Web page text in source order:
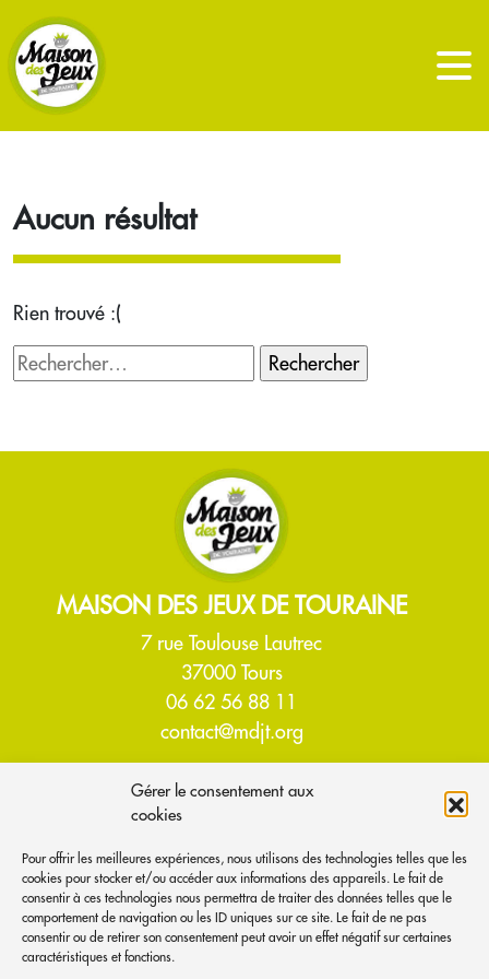
Gérer le consentement aux
cookies
Pour offrir les meilleures expériences, nous utilisons des technologies telles que les
cookies pour stocker et/ou accéder aux informations des appareils. Le fait de
consentir à ces technologies nous permettra de traiter des données telles que le
comportement de navigation ou les ID uniques sur ce site. Le fait de ne pas
consentir ou de retirer son consentement peut avoir un effet négatif sur certaines
caractéristiques et fonctions.
Aucun résultat
Rien trouvé :(
Rechercher :
MAISON DES JEUX DE TOURAINE
7 rue Toulouse Lautrec
37000 Tours
06 62 56 88 11
contact@mdjt.org
À PROPOS
qui-sommes nous ?
venir nous voir
les jeux disponibles